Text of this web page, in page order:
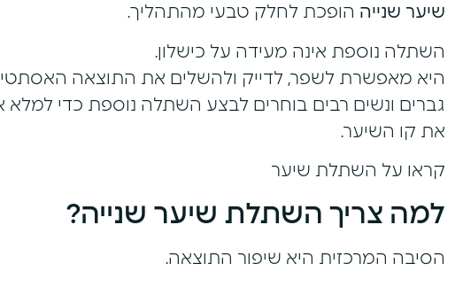
שיער שנייה הופכת לחלק טבעי מהתהליך.
השתלה נוספת אינה מעידה על כישלון.
היא מאפשרת לשפר, לדייק ולהשלים את התוצאה
גברים ונשים רבים בוחרים לבצע השתלה נוספת כדי למלא
את קו השיער.
קראו על השתלת שיער
למה צריך השתלת שיער שנייה?
הסיבה המרכזית היא שיפור התוצאה.